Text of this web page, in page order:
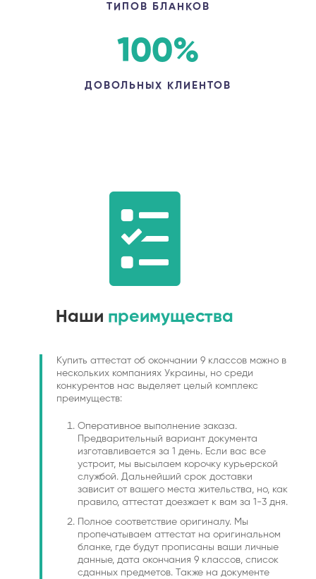
ТИПОВ БЛАНКОВ
100%
ДОВОЛЬНЫХ КЛИЕНТОВ
Наши преимущества
Купить аттестат об окончании 9 классов можно в
нескольких компаниях Украины, но среди
конкурентов нас выделяет целый комплекс
преимуществ:
Оперативное выполнение заказа.
Предварительный вариант документа
изготавливается за 1 день. Если вас все
устроит, мы высылаем корочку курьерской
службой. Дальнейший срок доставки
зависит от вашего места жительства, но, как
правило, аттестат доезжает к вам за 1-3 дня.
Полное соответствие оригиналу. Мы
пропечатываем аттестат на оригинальном
бланке, где будут прописаны ваши личные
данные, дата окончания 9 классов, список
сданных предметов. Также на документе